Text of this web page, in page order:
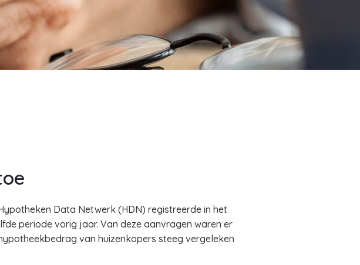
Data Netwerk (HDN) registreerde in het
periode vorig jaar. Van deze aanvragen waren er
van huizenkopers steeg vergeleken